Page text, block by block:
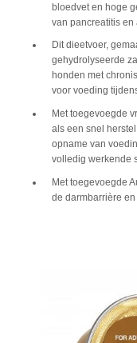
bloedvet en hoge
van pancreatitis
Dit dieetvoer,
gehydrolyseerde
honden met
voor voeding
Met toegevoegde
als een snel
opname van
volledig werkende
Met toegevoegde
de darmbarrière